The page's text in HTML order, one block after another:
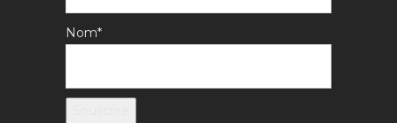
Nom*